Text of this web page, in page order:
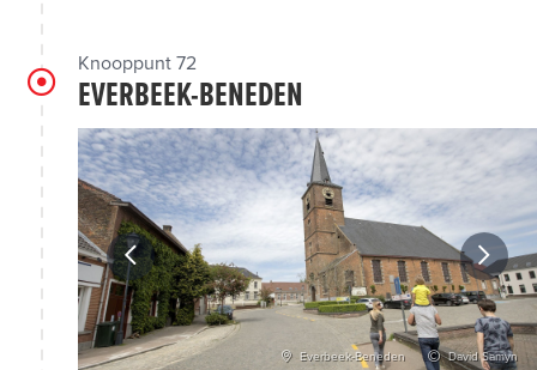
Knooppunt 72
EVERBEEK-BENEDEN
Everbeek-Beneden David Samyn